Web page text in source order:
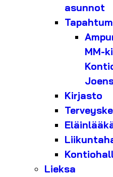
asunnot
MM-
Kirjasto
Lieksa